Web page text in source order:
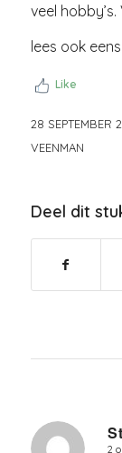
veel
lees ook eens:
Like
28 SEPTEMBER
VEENMAN
Deel dit
2